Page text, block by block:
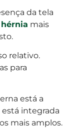
da tela
mais
relativo.
para
está a
está integrada
mais amplos.